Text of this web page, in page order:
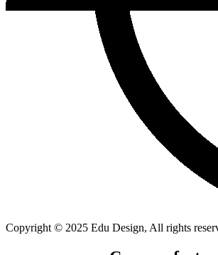
Copyright © 2025 Edu Design, All rights